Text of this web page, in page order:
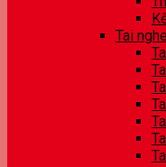
Tai